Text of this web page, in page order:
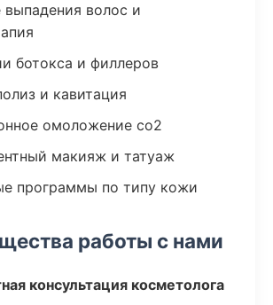
выпадения волос и
ботокса и филлеров
и кавитация
омоложение co2
макияж и татуаж
программы по типу кожи
работы с нами
консультация косметолога